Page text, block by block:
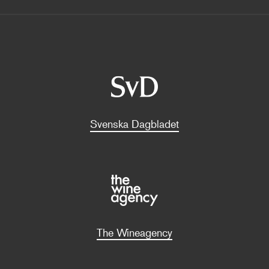
Svenska Dagbladet
The Wineagency